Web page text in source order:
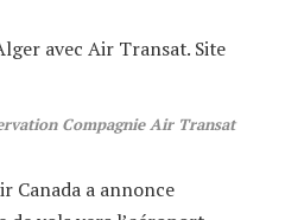
Compagnie Air Transat
Canada a annonce